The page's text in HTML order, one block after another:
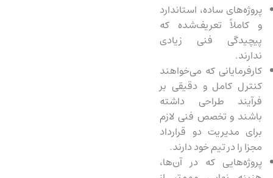
پروژه‌های ساده، استاندارد
و کاملاً تعریف‌شده که
پیچیدگی فنی زیادی
ندارند.
کارفرمایانی که می‌خواهند
کنترل کامل و دقیقی بر
فرآیند طراحی داشته
باشند و تخصص فنی لازم
برای مدیریت دو قرارداد
مجزا را در تیم خود دارند.
پروژه‌هایی که در آن‌ها،